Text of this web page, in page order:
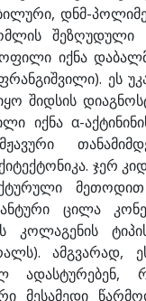
დნმ-
შეზღუდული
იქნა
ეს
შიდსის
იქნა α-
ჯერ
ცილა
კოლაგენის
ამგვარად,
ადასტურებენ,
მესამედი